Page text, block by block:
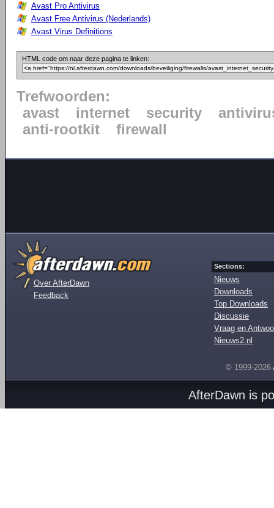
Avast Pro Antivirus
Avast Free Antivirus (Nederlands)
Avast Virus Definitions
HTML code om naar deze pagina te linken:
Trefwoorden:
avast
internet security
anti-rootkit
firewall
Over AfterDawn
Feedback
Sections:
Nieuws
Downloads
Top Downloads
Discussie
Vraag en
Nieuws2.nl
© 1999-2026
AfterDawn is